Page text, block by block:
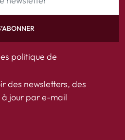
politique de
des newsletters, des
à jour par e-mail